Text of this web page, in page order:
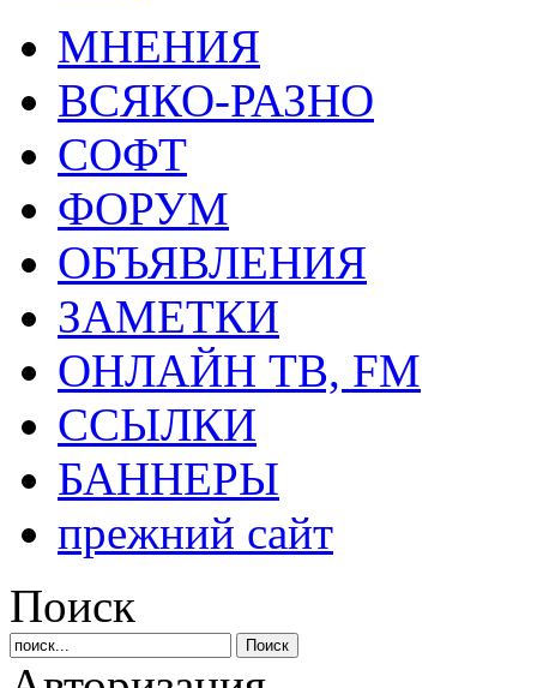
МНЕНИЯ
ВСЯКО-РАЗНО
СОФТ
ФОРУМ
ОБЪЯВЛЕНИЯ
ЗАМЕТКИ
ОНЛАЙН ТВ, FM
ССЫЛКИ
БАННЕРЫ
прежний сайт
Поиск